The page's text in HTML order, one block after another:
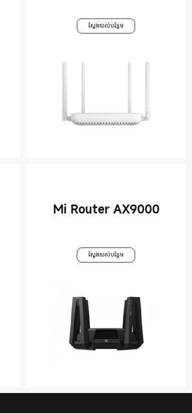
ស្វែងយល់បន្ថែម
Mi Router AX9000
ស្វែងយល់បន្ថែម